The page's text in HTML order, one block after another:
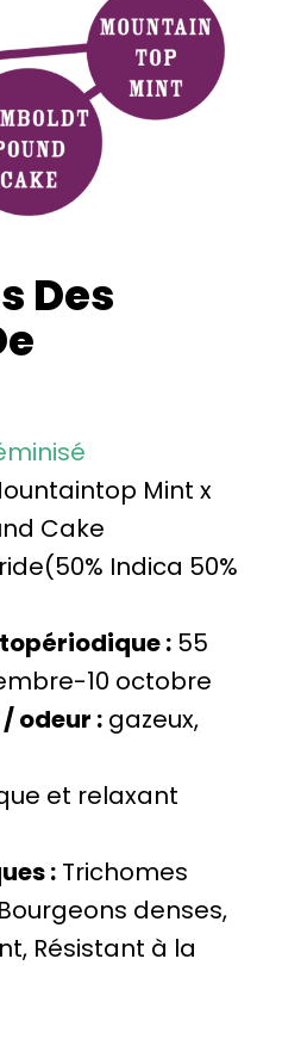
Des
Mint x
Cake
(50% Indica 50%
:55
10 octobre
odeur :gazeux,
et relaxant
:Trichomes
denses,
Résistant à la